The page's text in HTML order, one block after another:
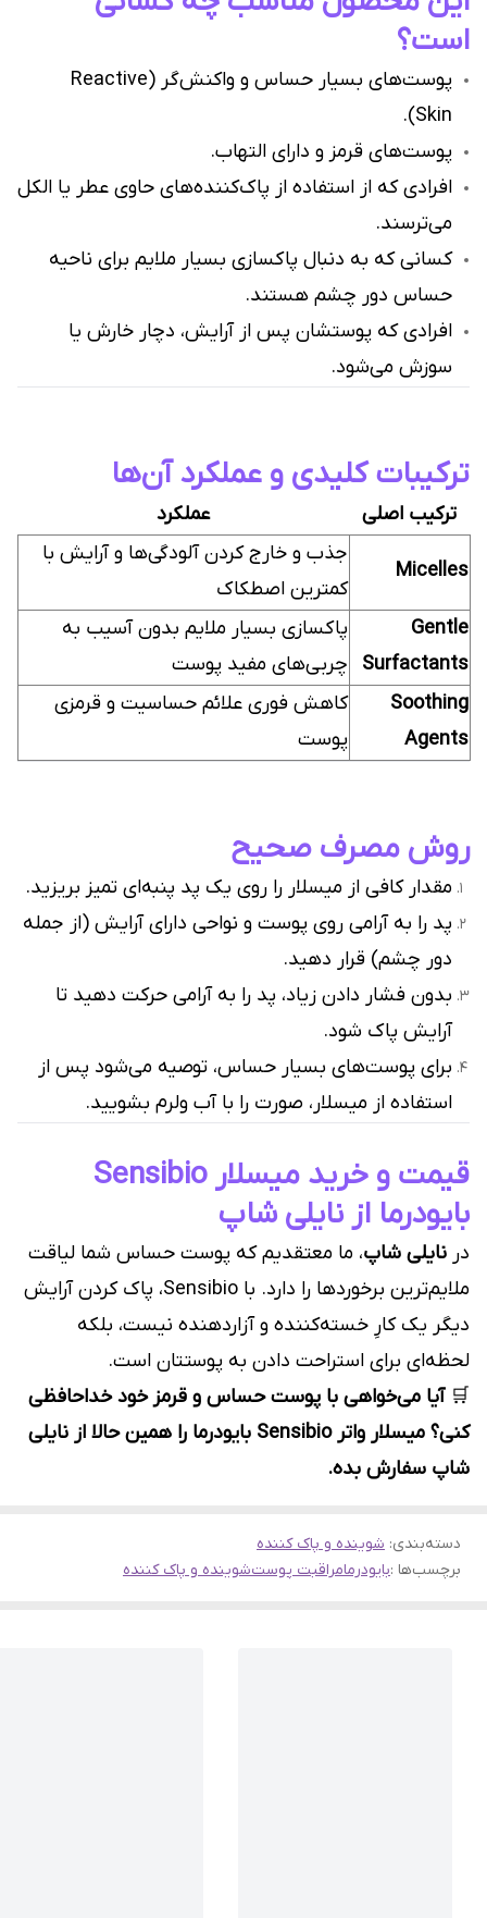
است؟
پوست‌های بسیار حساس و واکنش‌گر (Reactive
Skin).
پوست‌های قرمز و دارای التهاب.
افرادی که از استفاده از پاک‌کننده‌های حاوی عطر یا الکل
می‌ترسند.
کسانی که به دنبال پاکسازی بسیار ملایم برای ناحیه
حساس دور چشم هستند.
افرادی که پوستشان پس از آرایش، دچار خارش یا
سوزش می‌شود.
ترکیبات کلیدی و عملکرد آن‌ها
ترکیب اصلی عملکرد
Micelles
جذب و خارج کردن آلودگی‌ها و آرایش با
کمترین اصطکاک
Gentle
Surfactants
پاکسازی بسیار ملایم بدون آسیب به
چربی‌های مفید پوست
Soothing
Agents
کاهش فوری علائم حساسیت و قرمزی
پوست
روش مصرف صحیح
مقدار کافی از میسلار را روی یک پد پنبه‌ای تمیز بریزید.
پد را به آرامی روی پوست و نواحی دارای آرایش (از جمله
دور چشم) قرار دهید.
بدون فشار دادن زیاد، پد را به آرامی حرکت دهید تا
آرایش پاک شود.
برای پوست‌های بسیار حساس، توصیه می‌شود پس از
استفاده از میسلار، صورت را با آب ولرم بشویید.
قیمت و خرید میسلار Sensibio
بایودرما از نایلی شاپ
در نایلی شاپ، ما معتقدیم که پوست حساس شما لیاقت
ملایم‌ترین برخوردها را دارد. با Sensibio، پاک کردن آرایش
دیگر یک کارِ خسته‌کننده و آزاردهنده نیست، بلکه
لحظه‌ای برای استراحت دادن به پوستتان است.
🛒آیا می‌خواهی با پوست حساس و قرمز خود خداحافظی
کنی؟ میسلار واتر Sensibio بایودرما را همین حالا از نایلی
شاپ سفارش بده.
دسته‌بندی: شوینده و پاک کننده
برچسب‌ها :بایودرمامراقبت پوستشوینده و پاک کننده